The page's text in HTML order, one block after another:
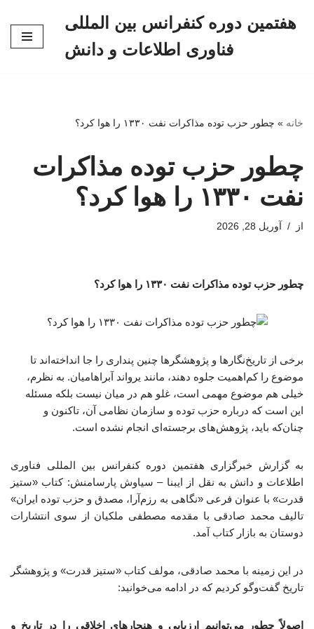
هفتمین دوره کنفرانس بین المللی
فناوری اطلاعات و دانش
خانه » چطور حزب توده مذاکرات نفت ۱۳۳۰ را هوا کرد؟
چطور حزب توده مذاکرات
نفت ۱۳۳۰ را هوا کرد؟
از آوریل 28, 2026
چطور حزب توده مذاکرات نفت ۱۳۳۰ را هوا کرد؟
برخی از تاریخ‌نگارها و پژوهشگرها چنین پنداری را جا انداخته‌اند تا
موضوع را کم‌اهمیت جلوه دهند، مانند یرواند آبراهامیان. به نظرم،
خیلی هم موضوع مهمی است، غلو هم در میان نیست بلکه مسئله
این است که درباره حزب توده و سازمان نظامی آن، تاکنون و
چنان‌که باید، پژوهش‌های برجسته‌ای انجام نشده است.
به گزارش خبرگزاری هفتمین دوره کنفرانس بین المللی فناوری
اطلاعات و دانش به نقل از ایبنا – سیاوش پارسامنش: کتاب «ستیز
قدرت» با عنوان فرعی «نگاهی به رزم‌آرا، مصدق و حزب توده ایران»
تالیف محمد صادقی با مقدمه مصطفی ملکیان از سوی انتشارات
دوستان به بازار کتاب آمد.
در این زمینه با محمد صادقی، مولف کتاب «ستیز قدرت» و پژوهشگر
تاریخ گفت‌وگو کردیم که در ادامه می‌خوانید:
اصولاً چطور می‌توانیم ارزیابی و هنجارهای اخلاقی را در تاریخ و